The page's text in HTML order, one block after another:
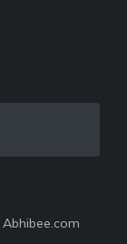
Abhibee.com